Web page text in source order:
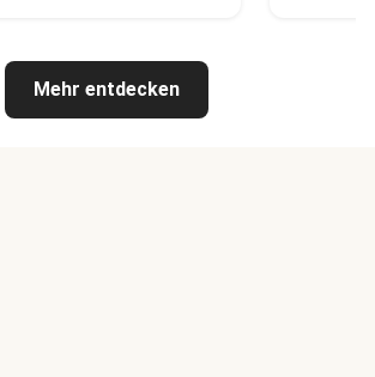
Mehr entdecken